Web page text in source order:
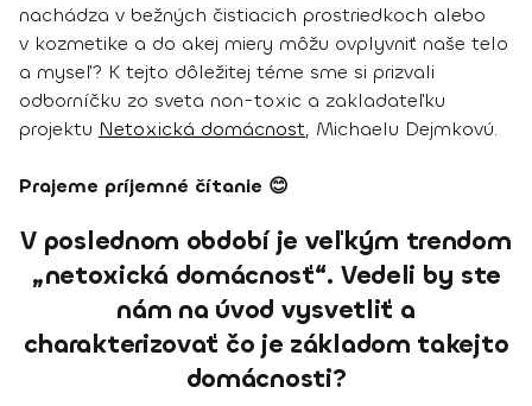
nachádza v bežných čistiacich prostriedkoch alebo
v kozmetike a do akej miery môžu ovplyvniť naše telo
a myseľ? K tejto dôležitej téme sme si prizvali
odborníčku zo sveta non-toxic a zakladateľku
projektu Netoxická domácnost, Michaelu Dejmkovú.
Prajeme príjemné čítanie 😊
V poslednom období je veľkým trendom
„netoxická domácnosť“. Vedeli by ste
nám na úvod vysvetliť a
charakterizovať čo je základom takejto
domácnosti?